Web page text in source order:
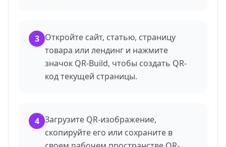
3 Откройте сайт, статью, страницу
товара или лендинг и нажмите
значок QR-Build, чтобы создать QR-
код текущей страницы.
4 Загрузите QR-изображение,
скопируйте его или сохраните в